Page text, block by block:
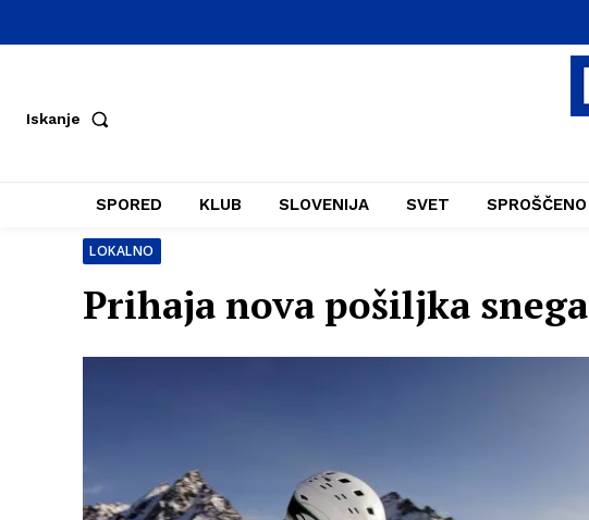
Iskanje
SPORED KLUB SLOVENIJA SVET SPROŠČENO
LOKALNO
Prihaja nova pošiljka snega